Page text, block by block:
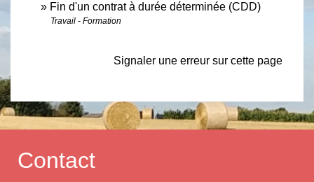
Fin d'un contrat à durée déterminée (CDD)
Travail - Formation
Signaler une erreur sur cette page
Contact